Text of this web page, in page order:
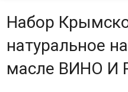
Набор
натуральное
масле ВИНО И